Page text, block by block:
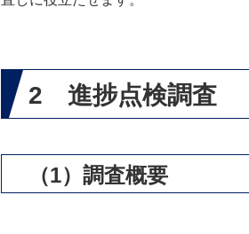
2 進捗点検調査
（1）調査概要